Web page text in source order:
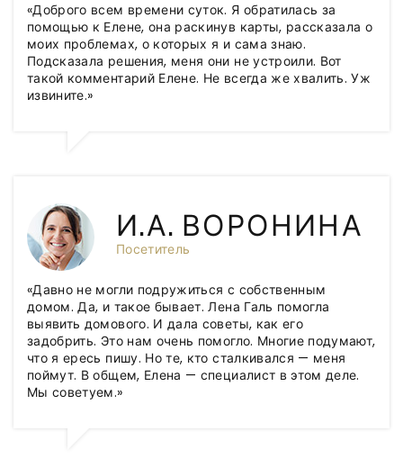
«Доброго всем времени суток. Я обратилась за
помощью к Елене, она раскинув карты, рассказала о
моих проблемах, о которых я и сама знаю.
Подсказала решения, меня они не устроили. Вот
такой комментарий Елене. Не всегда же хвалить. Уж
извините.»
И.А. ВОРОНИНА
Посетитель
«Давно не могли подружиться с собственным
домом. Да, и такое бывает. Лена Галь помогла
выявить домового. И дала советы, как его
задобрить. Это нам очень помогло. Многие подумают,
что я ересь пишу. Но те, кто сталкивался — меня
поймут. В общем, Елена — специалист в этом деле.
Мы советуем.»